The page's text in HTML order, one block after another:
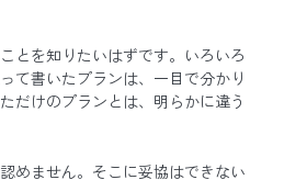
とを知りたいはずです。いろいろ
て書いたプランは、一目で分かり
だけのプランとは、明らかに違う
めません。そこに妥協はできない